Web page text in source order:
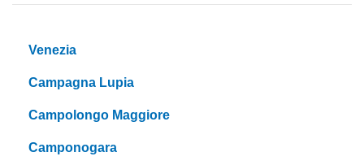
Venezia
Campagna Lupia
Campolongo Maggiore
Camponogara